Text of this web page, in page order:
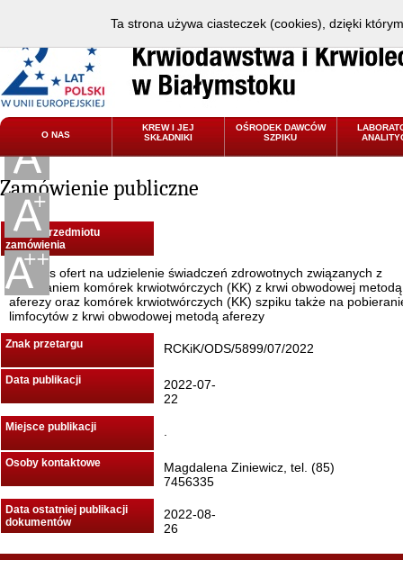
O NAS
KREW I JEJ
SKŁADNIKI
OŚRODEK DAWCÓW
SZPIKU
Zamówienie publiczne
Nazwa przedmiotu
zamówienia
Konkurs ofert na udzielenie świadczeń zdrowotnych związanych z
pobieraniem komórek krwiotwórczych (KK) z krwi obwodowej metodą
aferezy oraz komórek krwiotwórczych (KK) szpiku także na
limfocytów z krwi obwodowej metodą aferezy
Znak przetargu RCKiK/ODS/5899/07/2022
Data publikacji
2022-07-
22
Miejsce publikacji
Osoby kontaktowe
Magdalena Ziniewicz, tel. (85)
7456335
Data ostatniej publikacji
dokumentów
2022-08-
26
Ta strona używa ciasteczek (cookies), dzięki